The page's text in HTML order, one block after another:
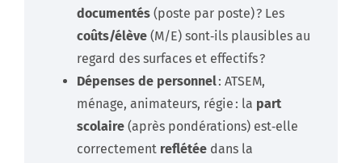
documentés (poste par poste) ? Les
coûts/élève (M/E) sont‑ils plausibles au
regard des surfaces et effectifs ?
Dépenses de personnel: ATSEM,
ménage, animateurs, régie : la part
scolaire (après pondérations) est‑elle
correctement reflétée dans la